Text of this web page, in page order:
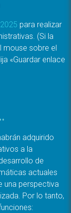
para realizar
(Si la
mouse sobre el
«Guardar enlace
adquirido
a la
de
actuales
una perspectiva
Por lo tanto,